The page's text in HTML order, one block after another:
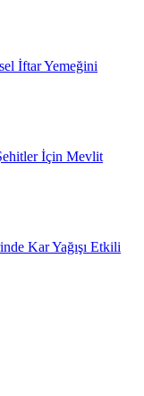
İftar Yemeğini
İçin Mevlit
Kar Yağışı Etkili